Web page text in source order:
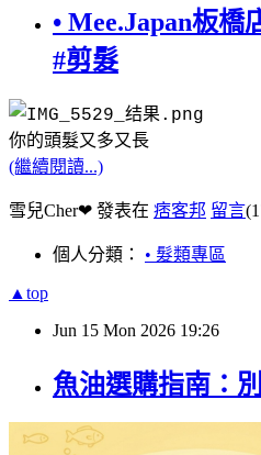
• Mee.Japan板
#剪髮
你的頭髮又多又長
(繼續閱讀...)
雪兒Cher❤ 發表在 痞客邦 留言
個人分類： • 髮類專區
▲top
Jun 15 Mon 2026 19:26
魚油選購指南：